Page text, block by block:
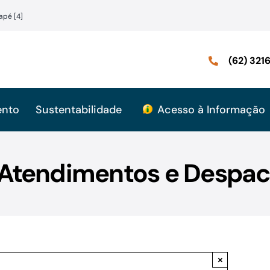
[4]
(62)
Sustentabilidade Acesso à Informação
e
×